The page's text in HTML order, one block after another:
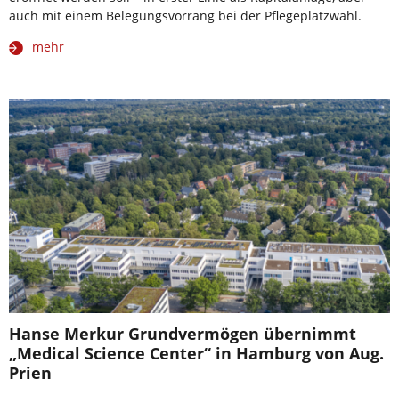
auch mit einem Belegungsvorrang bei der Pflegeplatzwahl.
mehr
Hanse Merkur Grundvermögen übernimmt
„Medical Science Center“ in Hamburg von Aug.
Prien